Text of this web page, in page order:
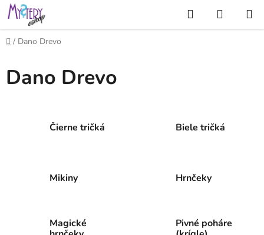
Prejsť
na
obsah
Hľadať
KOŠÍK
Domov
/ Dano Drevo
Dano Drevo
Čierne tričká Biele tričká
Mikiny Hrnčeky
Magické
Pivné poháre